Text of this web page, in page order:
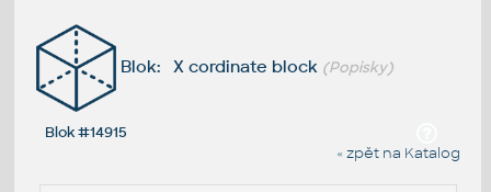
Blok: X cordinate block (Popisky)
Blok #14915
« zpět na Katalog